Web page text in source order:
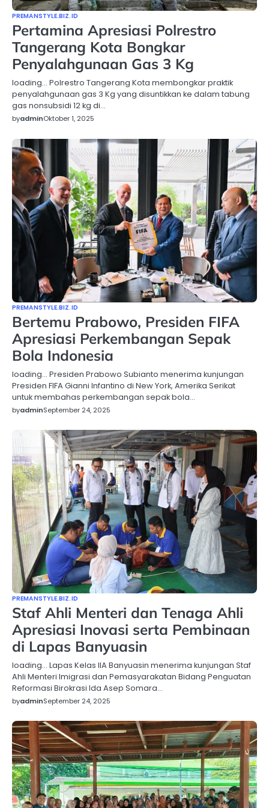
PREMANSTYLE.BIZ.ID
Pertamina Apresiasi Polrestro
Tangerang Kota Bongkar
Penyalahgunaan Gas 3 Kg
loading… Polrestro Tangerang Kota membongkar praktik
penyalahgunaan gas 3 Kg yang disuntikkan ke dalam tabung
gas nonsubsidi 12 kg di…
byadminOktober 1, 2025
PREMANSTYLE.BIZ.ID
Bertemu Prabowo, Presiden FIFA
Apresiasi Perkembangan Sepak
Bola Indonesia
loading… Presiden Prabowo Subianto menerima kunjungan
Presiden FIFA Gianni Infantino di New York, Amerika Serikat
untuk membahas perkembangan sepak bola…
byadminSeptember 24, 2025
PREMANSTYLE.BIZ.ID
Staf Ahli Menteri dan Tenaga Ahli
Apresiasi Inovasi serta Pembinaan
di Lapas Banyuasin
loading… Lapas Kelas IIA Banyuasin menerima kunjungan Staf
Ahli Menteri Imigrasi dan Pemasyarakatan Bidang Penguatan
Reformasi Birokrasi Ida Asep Somara…
byadminSeptember 24, 2025